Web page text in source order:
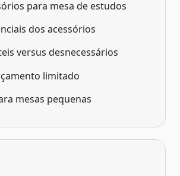
para mesa de estudos
dos acessórios
versus desnecessários
limitado
mesas pequenas